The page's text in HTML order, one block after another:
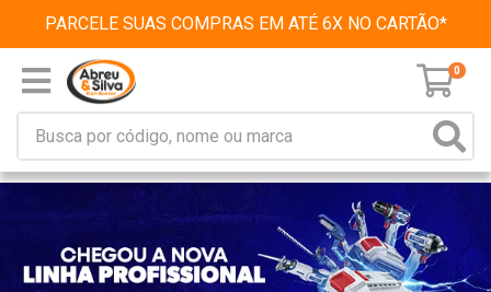
PARCELE SUAS COMPRAS EM ATÉ 6X NO CARTÃO*
0